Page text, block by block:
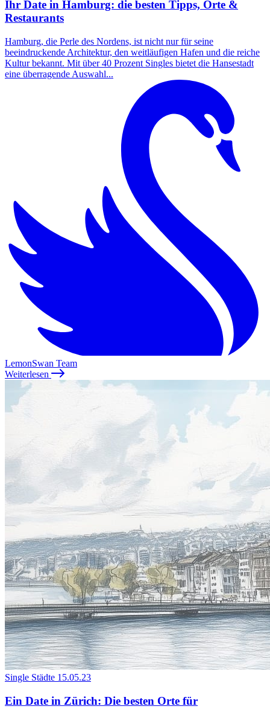
Ihr Date in Hamburg: die besten Tipps, Orte &
Restaurants
Hamburg, die Perle des Nordens, ist nicht nur für seine
beeindruckende Architektur, den weitläufigen Hafen und die reiche
Kultur bekannt. Mit über 40 Prozent Singles bietet die Hansestadt
eine überragende Auswahl...
LemonSwan Team
Weiterlesen
Single Städte 15.05.23
Ein Date in Zürich: Die besten Orte für